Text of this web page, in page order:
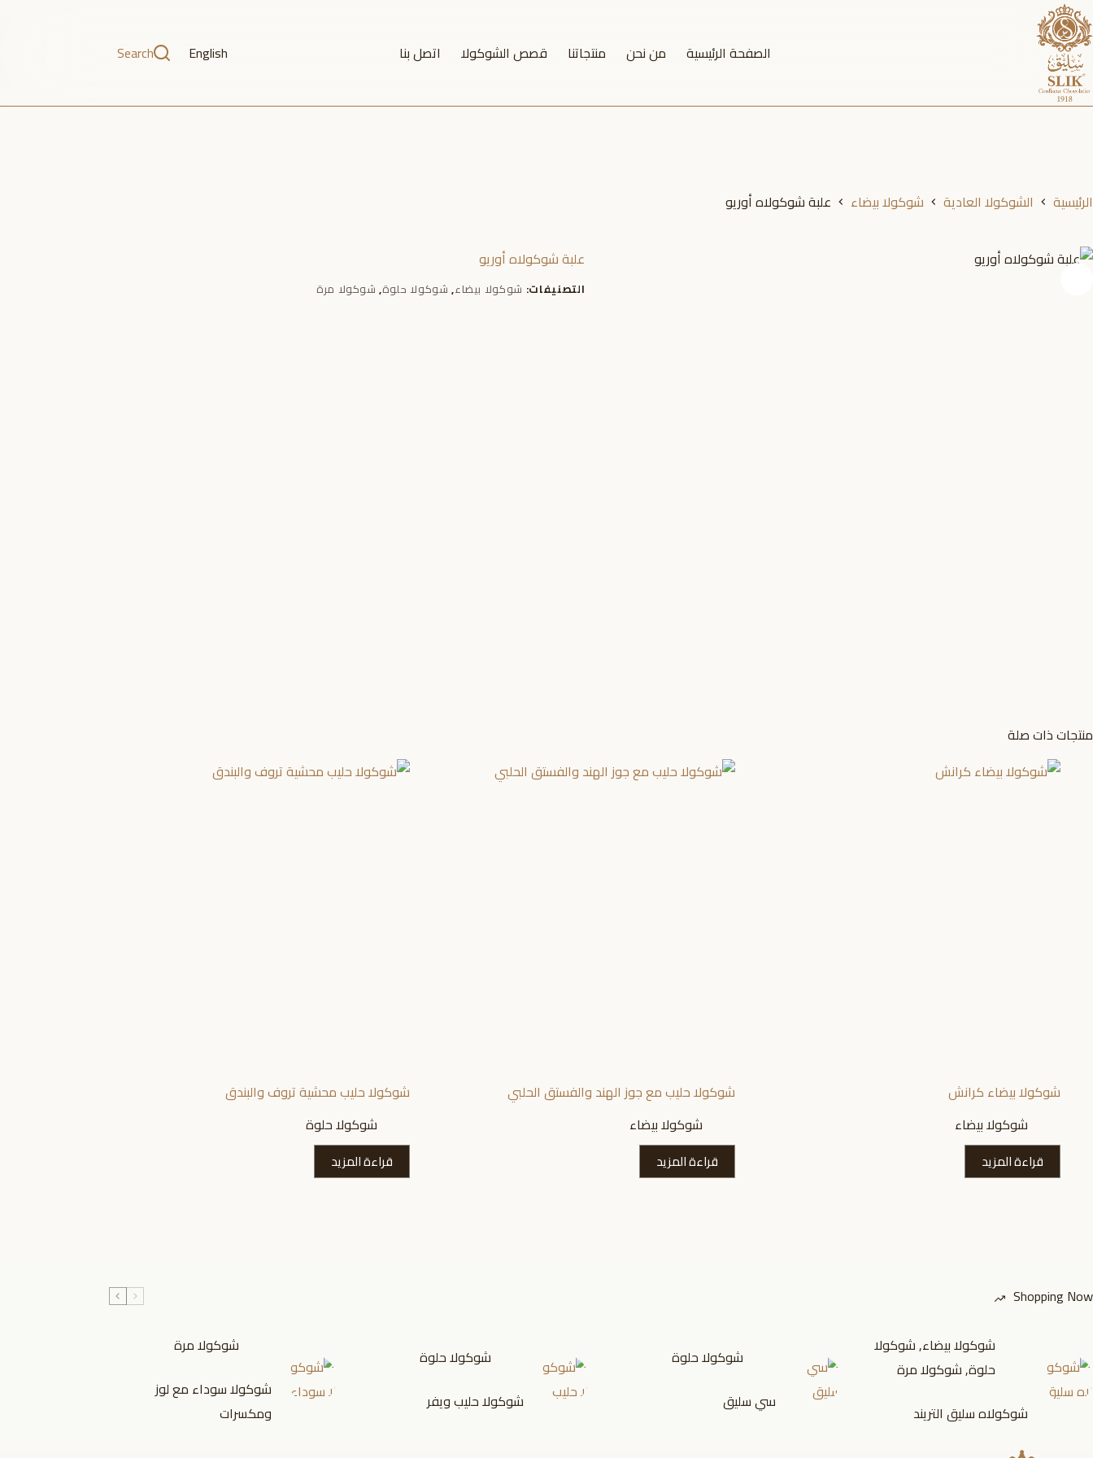
التجاوز
إلى
المحتوى
الصفحة الرئيسية من نحن منتجاتنا قصص الشوكولا اتصل بنا English
Search
الرئيسية الشوكولا العادية شوكولا بيضاء علبة شوكولاه أوريو
علبة شوكولاه أوريو
التصنيفات: شوكولا بيضاء, شوكولا حلوة, شوكولا مرة
منتجات ذات صلة
شوكولا بيضاء كرانش
شوكولا بيضاء
قراءة المزيد
شوكولا حليب مع جوز الهند والفستق الحلبي
شوكولا بيضاء
قراءة المزيد
شوكولا حليب محشية تروف والبندق
شوكولا حلوة
قراءة المزيد
Shopping Now
شوكولا بيضاء,شوكولا
حلوة,شوكولا مرة
شوكولاه سليق التريند
شوكولا حلوة
سي سليق
شوكولا حلوة
شوكولا حليب ويفر
شوكولا مرة
شوكولا سوداء مع لوز
ومكسرات